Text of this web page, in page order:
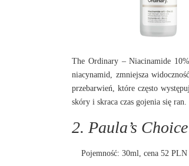
The Ordinary – Niacinamide
niacynamid, zmniejsza
przebarwień, które często
skóry i skraca czas gojenia się
2. Paula’s
Pojemność: 30ml, cena 52 PLN